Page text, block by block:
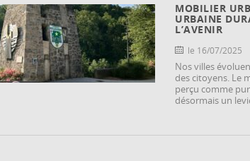
MOBILIER
URBAINE
L’AVENIR
le 16/07/2025
Nos villes
des citoyens. Le
perçu comme
désormais un